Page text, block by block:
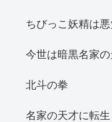
ちびっこ妖精は
今世は暗黒名家
北斗の拳
名家の天才に転